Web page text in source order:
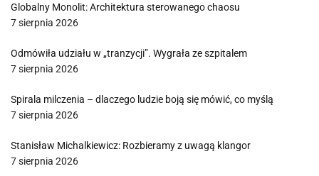
Globalny Monolit: Architektura sterowanego chaosu
7 sierpnia 2026
Odmówiła udziału w „tranzycji”. Wygrała ze szpitalem
7 sierpnia 2026
Spirala milczenia – dlaczego ludzie boją się mówić, co myślą
7 sierpnia 2026
Stanisław Michalkiewicz: Rozbieramy z uwagą klangor
7 sierpnia 2026